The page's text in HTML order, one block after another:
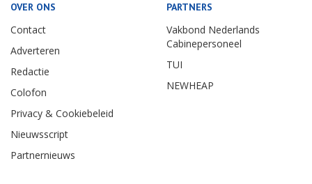
OVER ONS
Contact
Adverteren
Redactie
Colofon
Privacy & Cookiebeleid
Nieuwsscript
Partnernieuws
PARTNERS
Vakbond Nederlands
Cabinepersoneel
TUI
NEWHEAP